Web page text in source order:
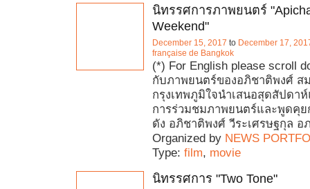
นิทรรศการภาพยนตร์
Weekend"
December 15, 2017 to December 17,
française de Bangkok
(*) For English please scroll
กับภาพยนตร์ของอภิชาติพงศ์ ส
กรุงเทพภูมิใจนำเสนอสุดสัปดา
การร่วมชมภาพยนตร์และพูดคุ
ดัง อภิชาติพงศ์ วีระเศรษฐกุล อ
Organized by NEWS
Type: film, movie
นิทรรศการ "Two Tone"